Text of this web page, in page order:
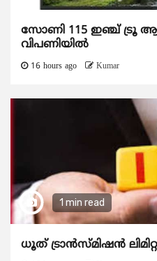
സോണി 115 ഇഞ്ച് ട്രൂ
വിപണിയിൽ
16 hours ago Kumar
1 min read
ധൂത് ട്രാൻസ്മിഷൻ